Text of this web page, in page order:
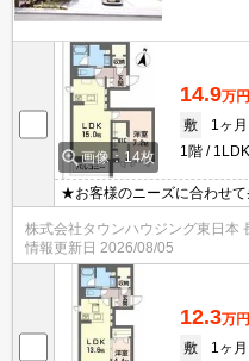
画像：14枚
14.9万円
敷
1ヶ月
1階
1LDK
★お客様のニーズに合わせて
す★賃貸物件のお部屋探しは
株式会社タウンハウジング東日本
情報更新日 2026/08/05
12.3万円
敷
1ヶ月